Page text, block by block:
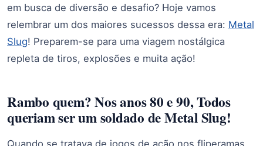
em busca de diversão e desafio? Hoje vamos
relembrar um dos maiores sucessos dessa era: Metal
Slug! Preparem-se para uma viagem nostálgica
repleta de tiros, explosões e muita ação!
Rambo quem? Nos anos 80 e 90, Todos
queriam ser um soldado de Metal Slug!
Quando se tratava de jogos de ação nos fliperamas,